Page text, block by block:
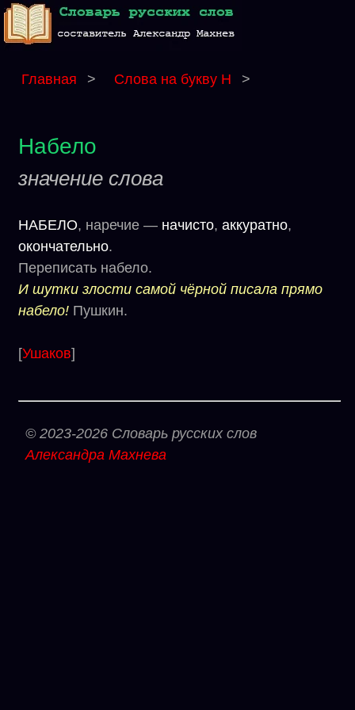
Главная > Слова на букву Н >
Набело
значение слова
НАБЕЛО, наречие — начисто, аккуратно,
окончательно.
Переписать набело.
И шутки злости самой чёрной писала прямо
набело! Пушкин.
[Ушаков]
© 2023-2026 Словарь русских слов
Александра Махнева